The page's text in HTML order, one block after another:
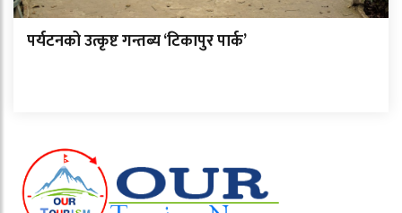
पर्यटनको उत्कृष्ट गन्तब्य ‘टिकापुर पार्क’